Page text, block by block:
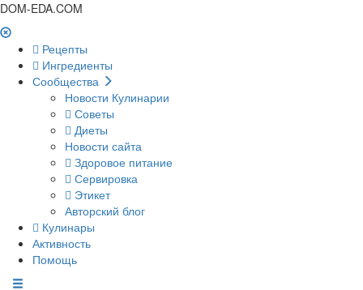
DOM-EDA.COM
Рецепты
Ингредиенты
Сообщества
Новости Кулинарии
Советы
Диеты
Новости сайта
Здоровое питание
Сервировка
Этикет
Авторский блог
Кулинары
Активность
Помощь